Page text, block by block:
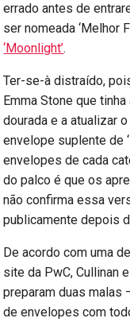
errado antes de
ser nomeada ‘Melhor
‘Moonlight’.
Ter-se-à distraído,
Emma Stone que
dourada e a atualizar
envelope suplente de
envelopes de cada
do palco é que os
não confirma essa
publicamente depois
De acordo com uma
site da PwC, Cullinan
preparam duas malas
de envelopes com